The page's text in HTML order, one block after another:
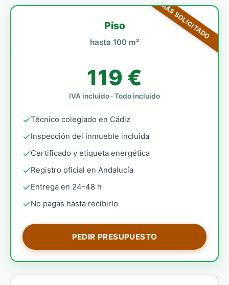
MÁS SOLICITADO
Piso
hasta 100 m²
119 €
IVA incluido · Todo incluido
Técnico colegiado en Cádiz
Inspección del inmueble incluida
Certificado y etiqueta energética
Registro oficial en Andalucía
Entrega en 24-48 h
No pagas hasta recibirlo
PEDIR PRESUPUESTO